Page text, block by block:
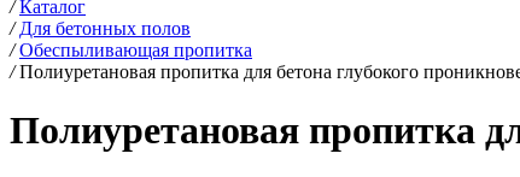
/ Каталог
/ Для бетонных полов
/ Обеспыливающая пропитка
/ Полиуретановая пропитка для бетона глубокого
Полиуретановая пропитка